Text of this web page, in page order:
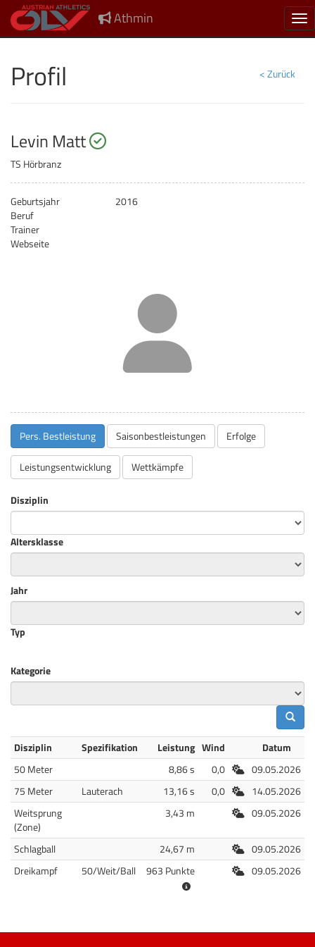
Athmin
< Zurück
Profil
Levin Matt startberechtigt
TS Hörbranz
Geburtsjahr
2016
Beruf
Trainer
Webseite
Pers. Bestleistung Saisonbestleistungen Erfolge
Leistungsentwicklung Wettkämpfe
Disziplin
Altersklasse
Jahr
Typ
Kategorie
Disziplin Spezifikation Leistung Wind
Datum
50 Meter
8,86 s 0,0 Freiluft
09.05.2026
75 Meter
Lauterach 13,16 s 0,0 Freiluft
14.05.2026
Weitsprung
(Zone)
3,43 m Freiluft
09.05.2026
Schlagball 24,67 m Freiluft
09.05.2026
Dreikampf
50/Weit/Ball 963 Punkte Freiluft
09.05.2026